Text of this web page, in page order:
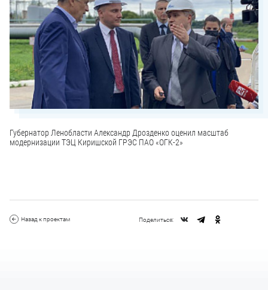
Губернатор Ленобласти Александр Дрозденко оценил масштаб
модернизации ТЭЦ Киришской ГРЭС ПАО «ОГК-2»
Назад к проектам Поделиться: